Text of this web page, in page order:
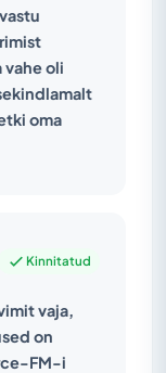
oli
oma
Kinnitatud
vaja,
on
FM-i